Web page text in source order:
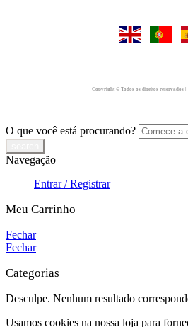
Copyright © Todos os direitos reservados |
O que você está procurando?
Navegação
Entrar / Registrar
Meu Carrinho
Fechar
Fechar
Categorias
Desculpe. Nenhum resultado
Usamos cookies na nossa loja para